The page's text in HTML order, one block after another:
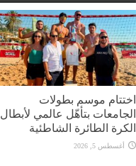
اختتام موسم بطولات
الجامعات بتأهّل عالمي لأبطال
الكرة الطائرة الشاطئية
أغسطس 5, 2026